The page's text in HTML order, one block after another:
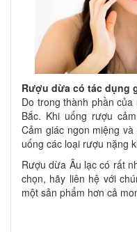
Rượu dừa có tác dụng
Do trong thành phần
Bắc. Khi uống rượu
Cảm giác ngon miệng
uống các loại rượu nặng
Rượu dừa Âu lạc có rất
chọn, hãy liên hệ với
một sản phẩm hơn cả